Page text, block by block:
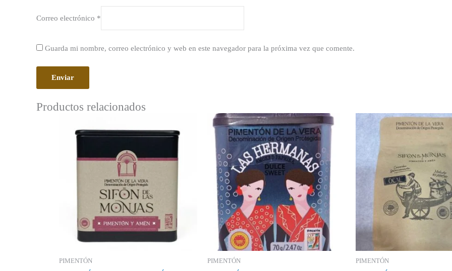
Correo electrónico *
Guarda mi nombre, correo electrónico y web en este navegador para la próxima vez que comente.
Productos relacionados
PIMENTÓN PIMENTÓN PIMENTÓN